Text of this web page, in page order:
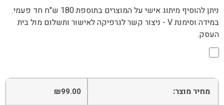
ניתן להוסיף מיתוג אישי על המוצרים בתוספת 180 ש"ח חד פעמי.
במידה וסימנת V - ניצור קשר לגרפיקה לאישור ותשלום מול בית
מחיר מוצר: ₪99.00